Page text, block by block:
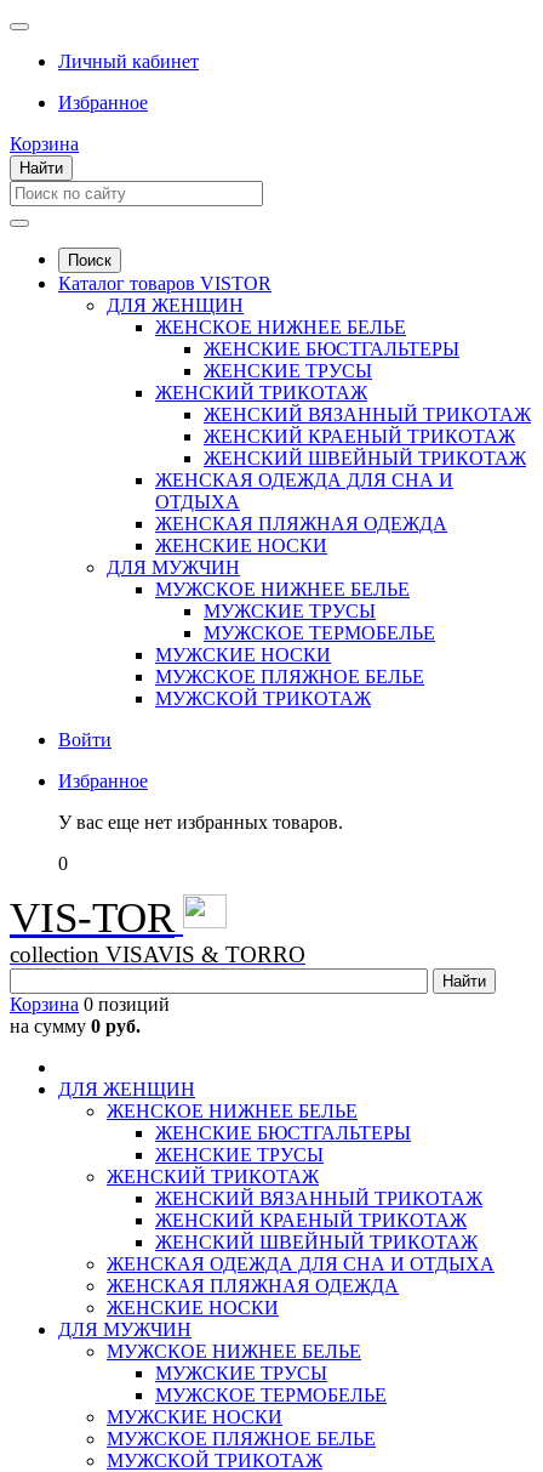
Личный кабинет
Избранное
Корзина
Найти
Поиск
Каталог товаров VISTOR
ДЛЯ ЖЕНЩИН
ЖЕНСКОЕ НИЖНЕЕ БЕЛЬЕ
ЖЕНСКИЕ БЮСТГАЛЬТЕРЫ
ЖЕНСКИЕ ТРУСЫ
ЖЕНСКИЙ ТРИКОТАЖ
ЖЕНСКИЙ ВЯЗАННЫЙ ТРИКОТАЖ
ЖЕНСКИЙ КРАЕНЫЙ ТРИКОТАЖ
ЖЕНСКИЙ ШВЕЙНЫЙ ТРИКОТАЖ
ЖЕНСКАЯ ОДЕЖДА ДЛЯ СНА И
ОТДЫХА
ЖЕНСКАЯ ПЛЯЖНАЯ ОДЕЖДА
ЖЕНСКИЕ НОСКИ
ДЛЯ МУЖЧИН
МУЖСКОЕ НИЖНЕЕ БЕЛЬЕ
МУЖСКИЕ ТРУСЫ
МУЖСКОЕ ТЕРМОБЕЛЬЕ
МУЖСКИЕ НОСКИ
МУЖСКОЕ ПЛЯЖНОЕ БЕЛЬЕ
МУЖСКОЙ ТРИКОТАЖ
Войти
Избранное
У вас еще нет избранных товаров.
0
VIS-TOR
collection VISAVIS & TORRO
Корзина 0 позиций
на сумму 0 руб.
ДЛЯ ЖЕНЩИН
ЖЕНСКОЕ НИЖНЕЕ БЕЛЬЕ
ЖЕНСКИЕ БЮСТГАЛЬТЕРЫ
ЖЕНСКИЕ ТРУСЫ
ЖЕНСКИЙ ТРИКОТАЖ
ЖЕНСКИЙ ВЯЗАННЫЙ ТРИКОТАЖ
ЖЕНСКИЙ КРАЕНЫЙ ТРИКОТАЖ
ЖЕНСКИЙ ШВЕЙНЫЙ ТРИКОТАЖ
ЖЕНСКАЯ ОДЕЖДА ДЛЯ СНА И ОТДЫХА
ЖЕНСКАЯ ПЛЯЖНАЯ ОДЕЖДА
ЖЕНСКИЕ НОСКИ
ДЛЯ МУЖЧИН
МУЖСКОЕ НИЖНЕЕ БЕЛЬЕ
МУЖСКИЕ ТРУСЫ
МУЖСКОЕ ТЕРМОБЕЛЬЕ
МУЖСКИЕ НОСКИ
МУЖСКОЕ ПЛЯЖНОЕ БЕЛЬЕ
МУЖСКОЙ ТРИКОТАЖ